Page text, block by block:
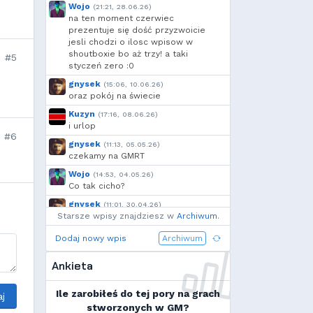
#5
#6
Wojo (21:21, 28.06.26)
na ten moment czerwiec
prezentuje się dość przyzwoicie
jesli chodzi o ilosc wpisow w
shoutboxie bo aż trzy! a taki
styczeń zero :0
gnysek (15:06, 10.06.26)
oraz pokój na świecie
Kuzyn (17:16, 08.06.26)
i urlop
gnysek (11:13, 05.05.26)
czekamy na GMRT
Wojo (14:53, 04.05.26)
Co tak cicho?
gnysek (11:01, 30.04.26)
Grill panie, grill.
Wojo
(14:18, 29.04.26)
Jak planujecie spędzić najbliższą
Ja zainstalowałem sobie Linux mint
na swoim laptopie
Starsze wpisy znajdziesz w Archiwum.
Dodaj nowy wpis Archiwum
Ankieta
Ile zarobiłeś do tej pory na grach
stworzonych w GM?